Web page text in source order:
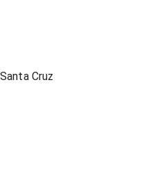
Santa Cruz